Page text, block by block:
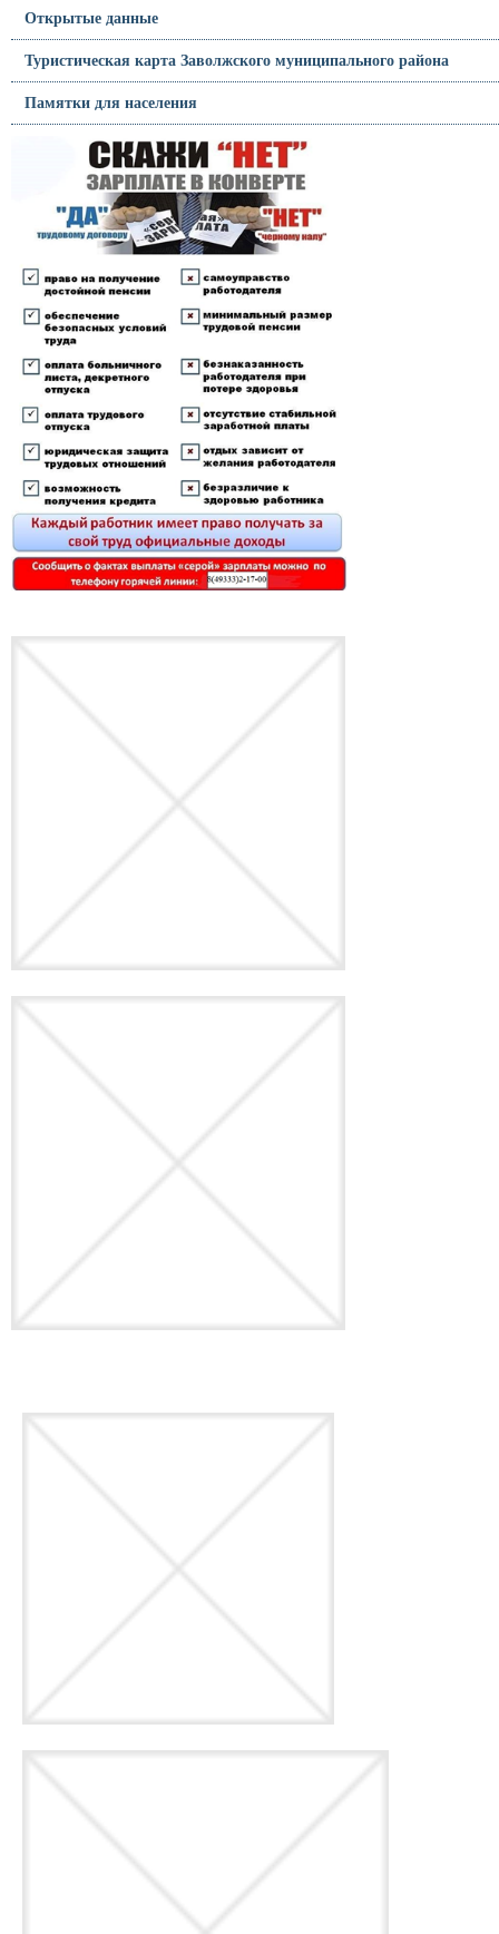
Открытые данные
Туристическая карта Заволжского муниципального района
Памятки для населения